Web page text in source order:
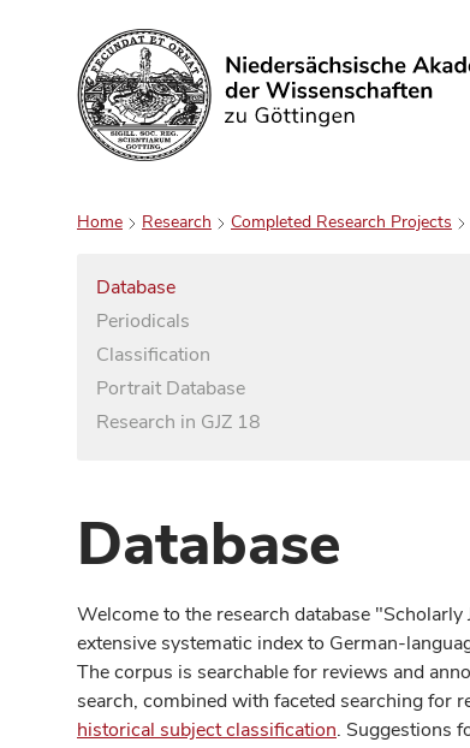
Search
Home Research Completed Research Projects
Database
Periodicals
Classification
Portrait Database
Research in GJZ 18
Database
Welcome to the research database
extensive systematic index to German-
The corpus is searchable for reviews and
search, combined with faceted searching for
historical subject classification. Suggestions